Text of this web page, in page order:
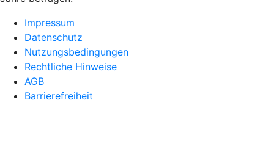
Impressum
Datenschutz
Nutzungsbedingungen
Rechtliche Hinweise
AGB
Barrierefreiheit